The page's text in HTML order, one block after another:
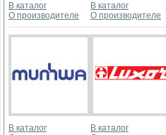
В каталог
О производителе
В каталог
О производителе
В каталог
В каталог